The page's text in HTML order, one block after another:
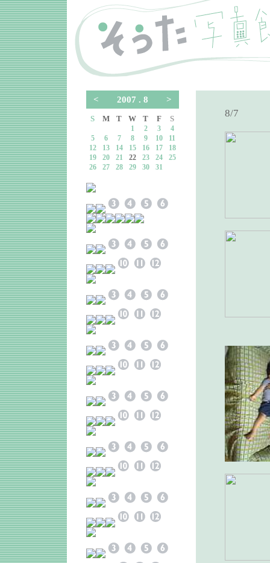
< 2007 . 8 >
S M T W T F S
1 2 3
4
5
6 7 8 9 10
11
12
13 14 15 16 17
18
19
20 21 22 23 24
25
26
27 28 29 30 31
8/7